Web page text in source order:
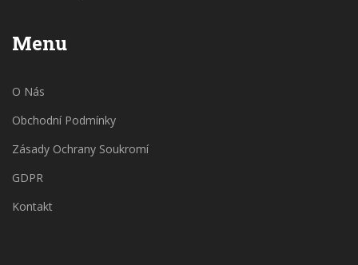
Menu
O Nás
Obchodní Podmínky
Zásady Ochrany Soukromí
GDPR
Kontakt